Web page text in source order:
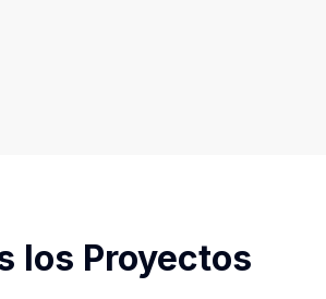
los Proyectos